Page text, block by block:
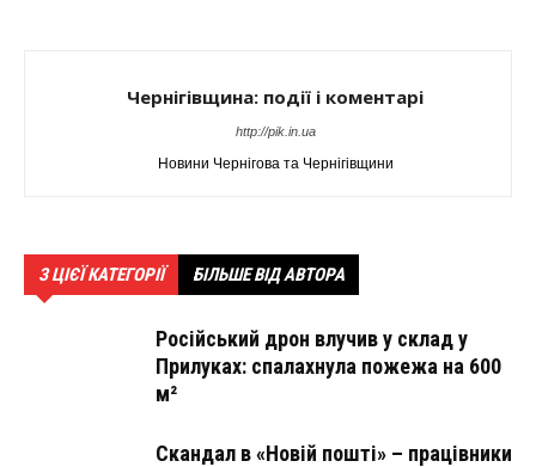
Чернігівщина: події і коментарі
http://pik.in.ua
Новини Чернігова та Чернігівщини
З ЦІЄЇ КАТЕГОРІЇ БІЛЬШЕ ВІД АВТОРА
Російський дрон влучив у склад у
Прилуках: спалахнула пожежа на 600
м²
Скандал в «Новій пошті» – працівники